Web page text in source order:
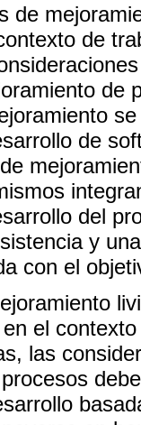
de
de
de
de
del
y
con el
el
las